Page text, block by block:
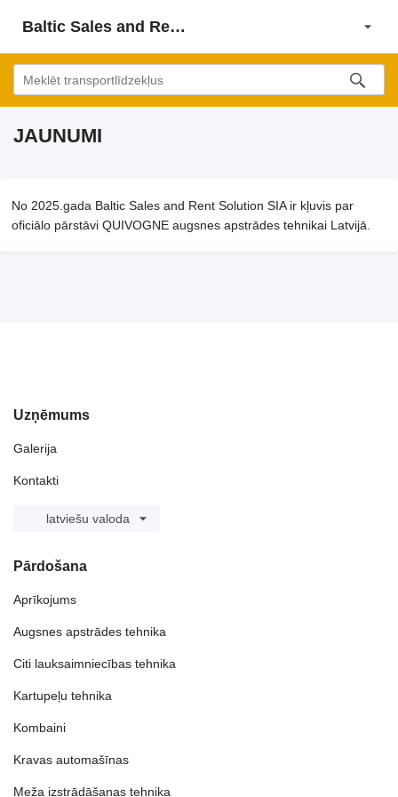
Baltic Sales and Rent Solution SIA
JAUNUMI
No 2025.gada Baltic Sales and Rent Solution SIA ir kļuvis par
oficiālo pārstāvi QUIVOGNE augsnes apstrādes tehnikai Latvijā.
Uzņēmums
Galerija
Kontakti
latviešu valoda
Pārdošana
Aprīkojums
Augsnes apstrādes tehnika
Citi lauksaimniecības tehnika
Kartupeļu tehnika
Kombaini
Kravas automašīnas
Meža izstrādāšanas tehnika